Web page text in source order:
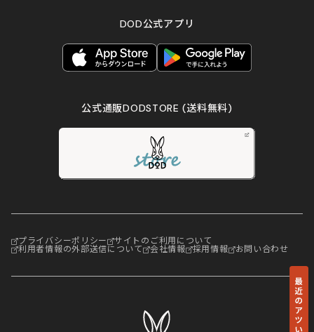
DOD公式アプリ
公式通販DODSTORE(送料無料)
プライバシーポリシー サイトのご利用について
利用者情報の外部送信について 会社情報 採用情報 お問い合わせ